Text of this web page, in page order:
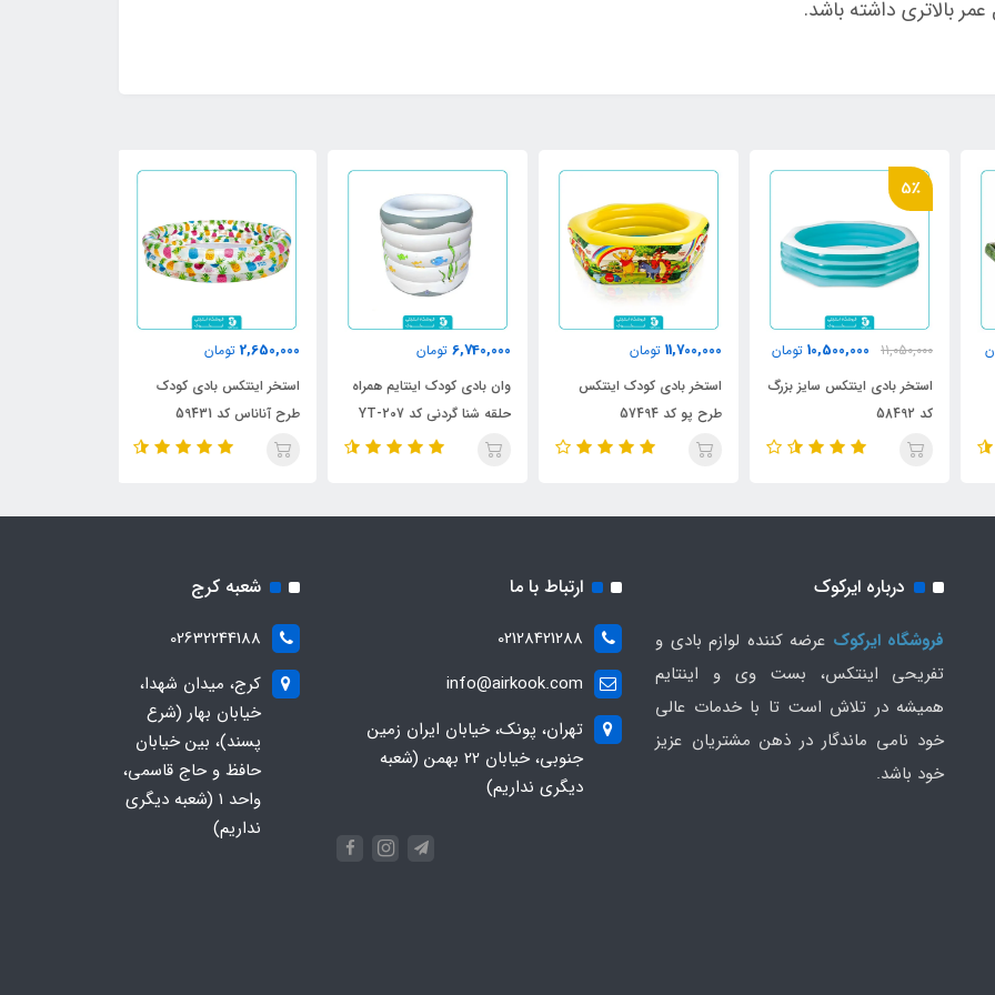
بالاتری داشته باشد.
5٪
11,050,000
10,500,000 تومان
استخر بادی اینتکس سایز بزرگ
کد 58492
11,700,000 تومان
استخر بادی کودک اینتکس
طرح پو کد 57494
6,740,000 تومان
وان بادی کودک اینتایم همراه
حلقه شنا گردنی کد YT-207
2,650,000 تومان
استخر اینتکس بادی کودک
طرح آناناس کد 59431
درباره ایرکوک
فروشگاه ایرکوک عرضه کننده لوازم بادی و
تفریحی اینتکس، بست وی و اینتایم
همیشه در تلاش است تا با خدمات عالی
خود نامی ماندگار در ذهن مشتریان عزیز
خود باشد.
ارتباط با ما
02128421288
info@airkook.com
تهران، پونک، خیابان ایران زمین
جنوبی، خیابان 22 بهمن (شعبه
دیگری نداریم)
شعبه کرج
02632244188
کرج، میدان شهدا،
خیابان بهار (شرع
پسند)، بین خیابان
حافظ و حاج قاسمی،
واحد ۱ (شعبه دیگری
نداریم)